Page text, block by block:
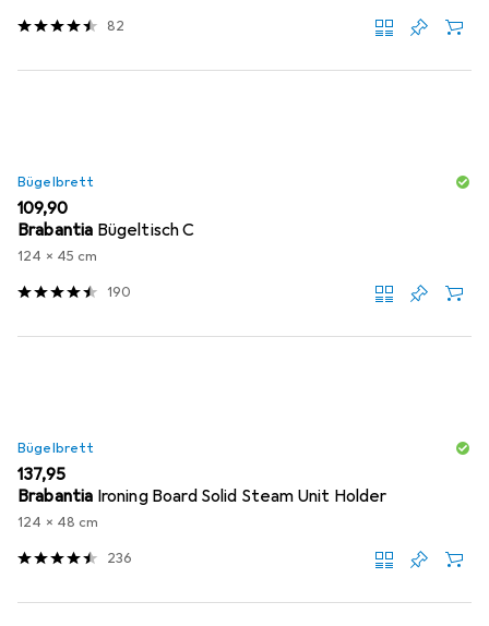
82
Bügelbrett
EUR
109,90
Brabantia Bügeltisch C
124 x 45 cm
190
Bügelbrett
EUR
137,95
Brabantia Ironing Board Solid Steam Unit Holder
124 x 48 cm
236